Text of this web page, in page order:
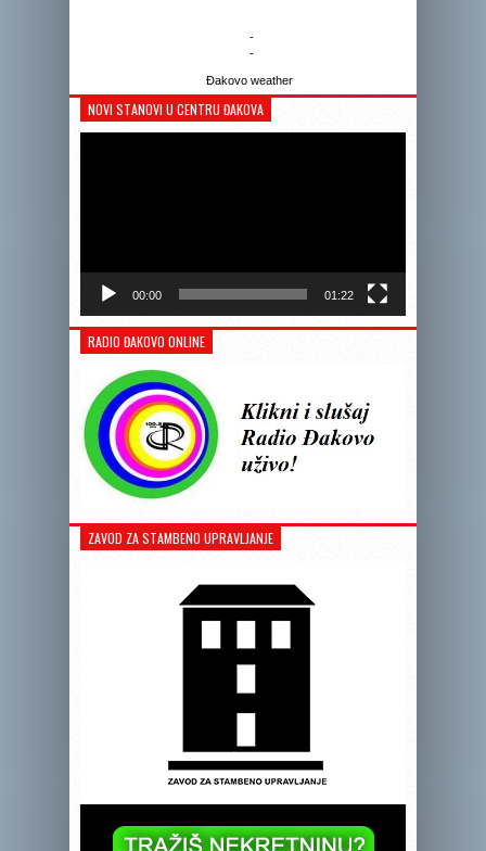
-
-
Đakovo weather
NOVI STANOVI U CENTRU ĐAKOVA
00:00 01:22
RADIO ĐAKOVO ONLINE
ZAVOD ZA STAMBENO UPRAVLJANJE